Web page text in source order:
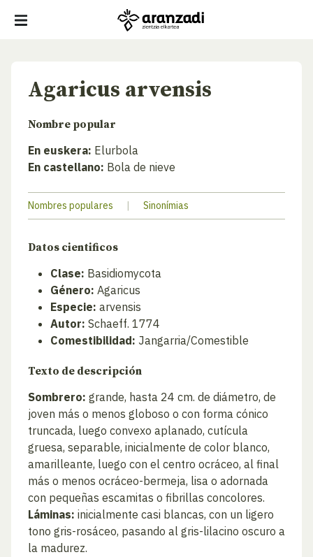
Agaricus arvensis
Nombre popular
En euskera: Elurbola
En castellano: Bola de nieve
Nombres populares | Sinonímias
Datos cientificos
Clase: Basidiomycota
Género: Agaricus
Especie: arvensis
Autor: Schaeff. 1774
Comestibilidad: Jangarria/Comestible
Texto de descripción
Sombrero: grande, hasta 24 cm. de diámetro, de
joven más o menos globoso o con forma cónico
truncada, luego convexo aplanado, cutícula
gruesa, separable, inicialmente de color blanco,
amarilleante, luego con el centro ocráceo, al final
más o menos ocráceo-bermeja, lisa o adornada
con pequeñas escamitas o fibrillas concolores.
Láminas: inicialmente casi blancas, con un ligero
tono gris-rosáceo, pasando al gris-lilacino oscuro a
la madurez.